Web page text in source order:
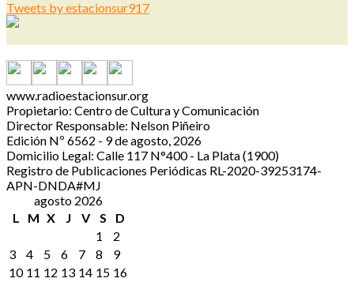
Tweets by estacionsur917
www.radioestacionsur.org
Propietario: Centro de Cultura y Comunicación
Director Responsable: Nelson Piñeiro
Edición Nº 6562 - 9 de agosto, 2026
Domicilio Legal: Calle 117 N°400 - La Plata (1900)
Registro de Publicaciones Periódicas RL-2020-39253174-
APN-DNDA#MJ
agosto 2026
L
M X J V S D
1
2
3
4 5 6 7 8
9
10 11 12 13 14 15 16